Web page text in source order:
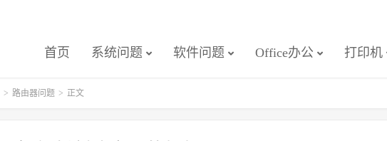
首页 系统问题 软件问题 Office办公 打印机
> 路由器问题 > 正文